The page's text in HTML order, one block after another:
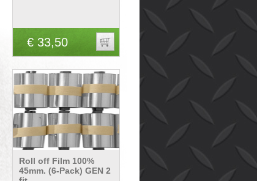
€ 33,50
Roll off Film 100%
45mm. (6-Pack) GEN 2